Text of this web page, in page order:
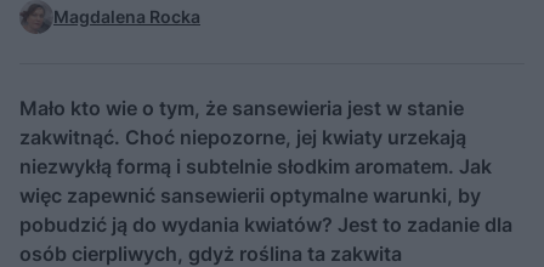
Magdalena Rocka
Mało kto wie o tym, że sansewieria jest w stanie
zakwitnąć. Choć niepozorne, jej kwiaty urzekają
niezwykłą formą i subtelnie słodkim aromatem. Jak
więc zapewnić sansewierii optymalne warunki, by
pobudzić ją do wydania kwiatów? Jest to zadanie dla
osób cierpliwych, gdyż roślina ta zakwita